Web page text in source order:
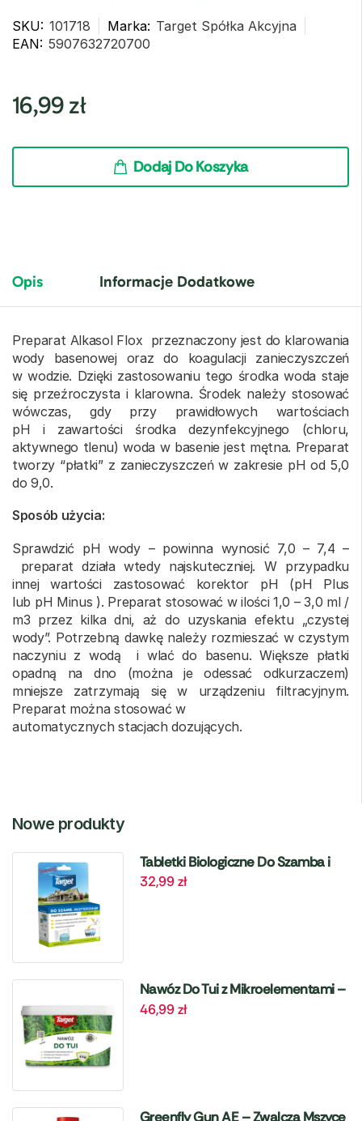
SKU: 101718 Marka: Target Spółka Akcyjna
EAN: 5907632720700
16,99zł
Dodaj Do Koszyka
Opis Informacje Dodatkowe
Preparat Alkasol Flox przeznaczony jest do klarowania
wody basenowej oraz do koagulacji zanieczyszczeń
w wodzie. Dzięki zastosowaniu tego środka woda staje
się przeźroczysta i klarowna. Środek należy stosować
wówczas, gdy przy prawidłowych wartościach
pH i zawartości środka dezynfekcyjnego (chloru,
aktywnego tlenu) woda w basenie jest mętna. Preparat
tworzy “płatki” z zanieczyszczeń w zakresie pH od 5,0
do 9,0.
Sposób użycia:
Sprawdzić pH wody – powinna wynosić 7,0 – 7,4 –
preparat działa wtedy najskuteczniej. W przypadku
innej wartości zastosować korektor pH (pH Plus
lub pH Minus ). Preparat stosować w ilości 1,0 – 3,0 ml /
m3 przez kilka dni, aż do uzyskania efektu „czystej
wody”. Potrzebną dawkę należy rozmieszać w czystym
naczyniu z wodą i wlać do basenu. Większe płatki
opadną na dno (można je odessać odkurzaczem)
mniejsze zatrzymają się w urządzeniu filtracyjnym.
Preparat można stosować w
automatycznych stacjach dozujących.
Nowe produkty
Tabletki Biologiczne Do Szamba i
Oczyszczalni – 6 szt. Target
32,99zł
Nawóz Do Tui z Mikroelementami –
4 kg Target
46,99zł
Greenfly Gun AE – Zwalcza Mszyce